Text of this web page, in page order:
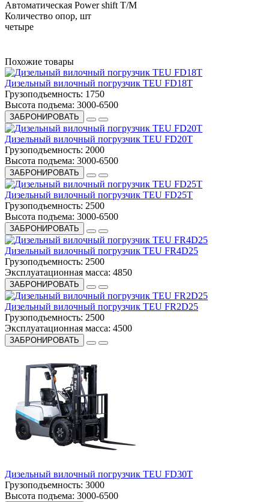
Автоматическая Power shift Т/М
Количество опор, шт
четыре
Похожие товары
Дизельный вилочный погрузчик TEU FD18T
Грузоподъемность: 1750
Высота подъема: 3000-6500
ЗАБРОНИРОВАТЬ
Дизельный вилочный погрузчик TEU FD20T
Грузоподъемность: 2000
Высота подъема: 3000-6500
ЗАБРОНИРОВАТЬ
Дизельный вилочный погрузчик TEU FD25T
Грузоподъемность: 2500
Высота подъема: 3000-6500
ЗАБРОНИРОВАТЬ
Дизельный вилочный погрузчик TEU FR4D25
Грузоподъемность: 2500
Эксплуатационная масса: 4850
ЗАБРОНИРОВАТЬ
Дизельный вилочный погрузчик TEU FR2D25
Грузоподъемность: 2500
Эксплуатационная масса: 4500
ЗАБРОНИРОВАТЬ
Дизельный вилочный погрузчик TEU FD30T
Грузоподъемность: 3000
Высота подъема: 3000-6500